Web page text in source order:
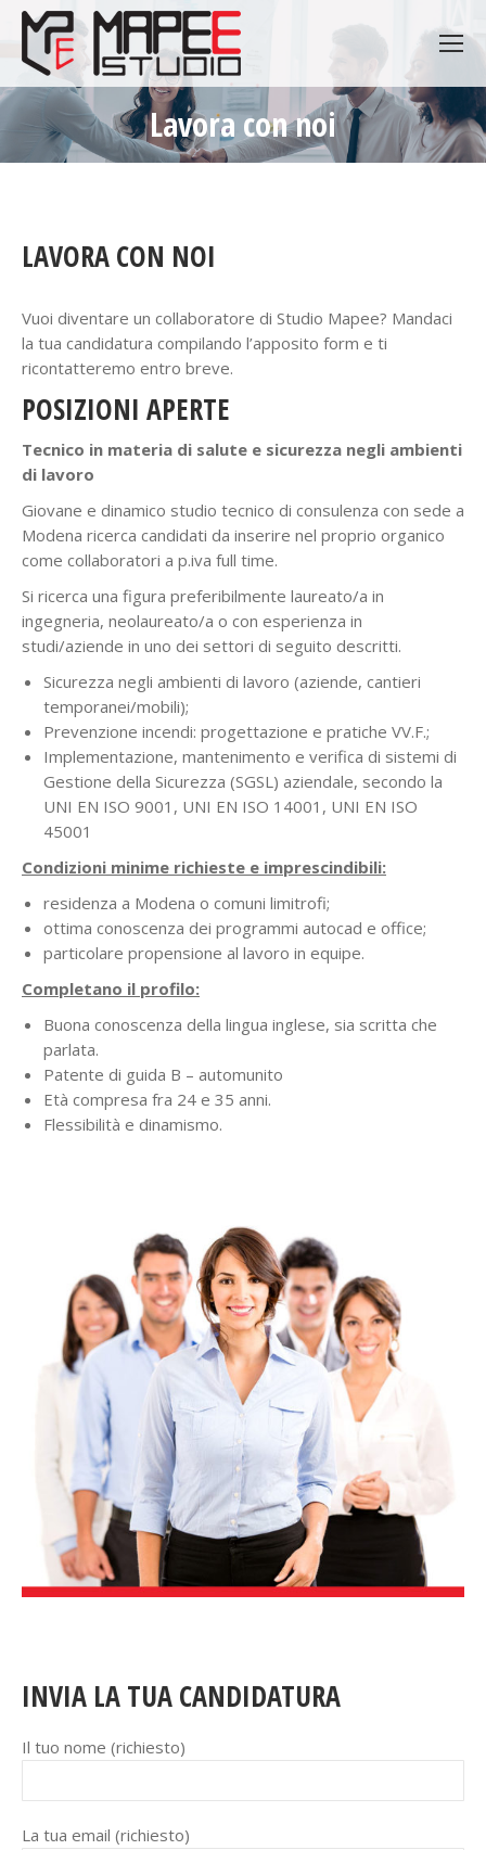
Lavora con noi
You are here:
LAVORA CON NOI
Vuoi diventare un collaboratore di Studio Mapee? Mandaci
la tua candidatura compilando l’apposito form e ti
ricontatteremo entro breve.
POSIZIONI APERTE
Tecnico in materia di salute e sicurezza negli ambienti
di lavoro
Giovane e dinamico studio tecnico di consulenza con sede a
Modena ricerca candidati da inserire nel proprio organico
come collaboratori a p.iva full time.
Si ricerca una figura preferibilmente laureato/a in
ingegneria, neolaureato/a o con esperienza in
studi/aziende in uno dei settori di seguito descritti.
Sicurezza negli ambienti di lavoro (aziende, cantieri
temporanei/mobili);
Prevenzione incendi: progettazione e pratiche VV.F.;
Implementazione, mantenimento e verifica di sistemi di
Gestione della Sicurezza (SGSL) aziendale, secondo la
UNI EN ISO 9001, UNI EN ISO 14001, UNI EN ISO
45001
Condizioni minime richieste e imprescindibili:
residenza a Modena o comuni limitrofi;
ottima conoscenza dei programmi autocad e office;
particolare propensione al lavoro in equipe.
Completano il profilo:
Buona conoscenza della lingua inglese, sia scritta che
parlata.
Patente di guida B – automunito
Età compresa fra 24 e 35 anni.
Flessibilità e dinamismo.
INVIA LA TUA CANDIDATURA
Il tuo nome (richiesto)
La tua email (richiesto)